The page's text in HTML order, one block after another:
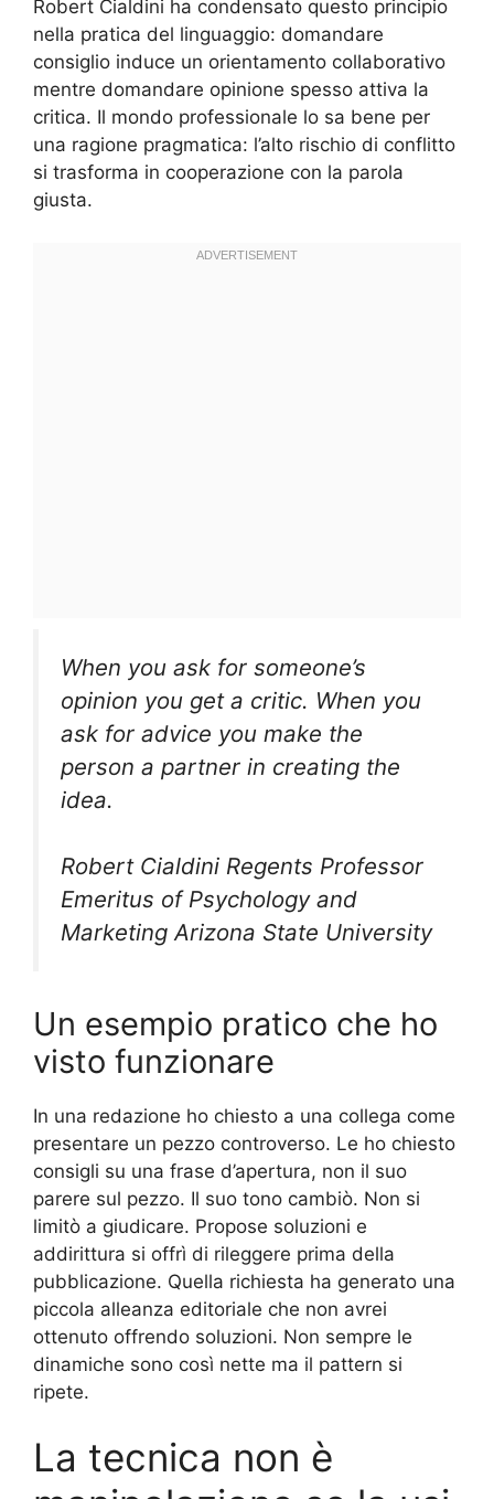
Robert Cialdini ha condensato questo principio
nella pratica del linguaggio: domandare
consiglio induce un orientamento collaborativo
mentre domandare opinione spesso attiva la
critica. Il mondo professionale lo sa bene per
una ragione pragmatica: l’alto rischio di conflitto
si trasforma in cooperazione con la parola
giusta.
When you ask for someone’s
opinion you get a critic. When you
ask for advice you make the
person a partner in creating the
idea.
Robert Cialdini Regents Professor
Emeritus of Psychology and
Marketing Arizona State University
Un esempio pratico che ho
visto funzionare
In una redazione ho chiesto a una collega come
presentare un pezzo controverso. Le ho chiesto
consigli su una frase d’apertura, non il suo
parere sul pezzo. Il suo tono cambiò. Non si
limitò a giudicare. Propose soluzioni e
addirittura si offrì di rileggere prima della
pubblicazione. Quella richiesta ha generato una
piccola alleanza editoriale che non avrei
ottenuto offrendo soluzioni. Non sempre le
dinamiche sono così nette ma il pattern si
ripete.
La tecnica non è